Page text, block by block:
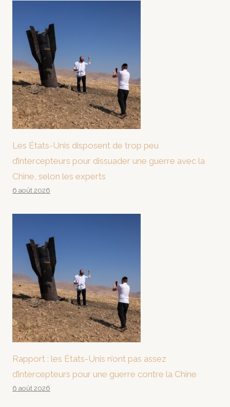
Les États-Unis disposent de trop peu
d’intercepteurs pour dissuader une guerre avec la
Chine, selon les experts
6 août 2026
Rapport : les États-Unis n’ont pas assez
d’intercepteurs pour une guerre contre la Chine
6 août 2026